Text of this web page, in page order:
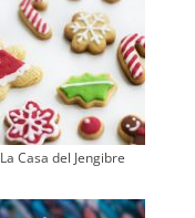
La Casa del Jengibre